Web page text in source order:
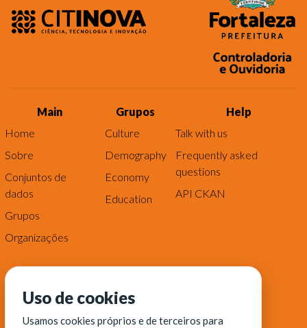
Main
Home
Sobre
Conjuntos de
dados
Grupos
Organizações
Grupos
Culture
Demography
Economy
Education
Help
Talk with us
Frequently asked
questions
API CKAN
Uso de cookies
Usamos cookies próprios e de terceiros para